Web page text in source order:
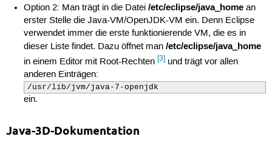
Option 2: Man trägt in die Datei/etc/eclipse/java_home an
erster Stelle die Java-VM/OpenJDK-VM ein. Denn Eclipse
verwendet immer die erste funktionierende VM, die es in
dieser Liste findet. Dazu öffnet man/etc/eclipse/java_home
in einem Editor mit Root-Rechten[3] und trägt vor allen
anderen Einträgen:
/usr/lib/jvm/java-7-openjdk
ein.
Java-3D-Dokumentation